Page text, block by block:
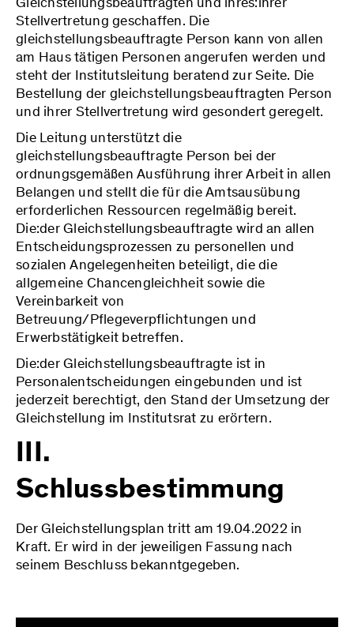
Stellvertretung geschaffen. Die
gleichstellungsbeauftragte Person kann von allen
am Haus tätigen Personen angerufen werden und
steht der Institutsleitung beratend zur Seite. Die
Bestellung der gleichstellungsbeauftragten Person
und ihrer Stellvertretung wird gesondert geregelt.
Die Leitung unterstützt die
gleichstellungsbeauftragte Person bei der
ordnungsgemäßen Ausführung ihrer Arbeit in allen
Belangen und stellt die für die Amtsausübung
erforderlichen Ressourcen regelmäßig bereit.
Die:der Gleichstellungsbeauftragte wird an allen
Entscheidungsprozessen zu personellen und
sozialen Angelegenheiten beteiligt, die die
allgemeine Chancengleichheit sowie die
Vereinbarkeit von
Betreuung/Pflegeverpflichtungen und
Erwerbstätigkeit betreffen.
Die:der Gleichstellungsbeauftragte ist in
Personalentscheidungen eingebunden und ist
jederzeit berechtigt, den Stand der Umsetzung der
Gleichstellung im Institutsrat zu erörtern.
III.
Schlussbestimmung
Der Gleichstellungsplan tritt am 19.04.2022 in
Kraft. Er wird in der jeweiligen Fassung nach
seinem Beschluss bekanntgegeben.